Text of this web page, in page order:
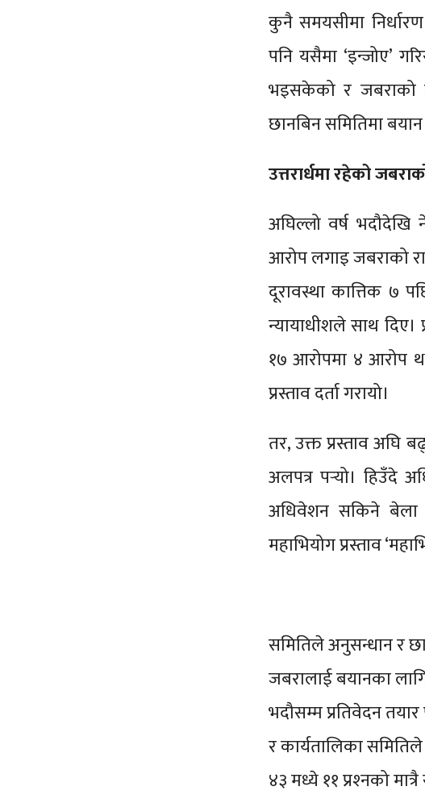
कुनै समयसीमा
पनि यसैमा ‘इन्जोए’
भइसकेको र जबराको
छानबिन समितिमा
उत्तरार्धमा रहेको
अघिल्लो वर्ष
आरोप लगाइ जबराको
दूरावस्था कात्तिक ७
न्यायाधीशले साथ
१७ आरोपमा ४ आरोप
प्रस्ताव दर्ता गरायो।
तर, उक्त प्रस्ताव अघि
अलपत्र पर्‍यो। हिउँदे
अधिवेशन सकिने बेला
महाभियोग प्रस्ताव
समितिले अनुसन्धान र
जबरालाई बयानका
भदौसम्म प्रतिवेदन तयार
र कार्यतालिका
४३ मध्ये ११ प्रश्‍नको